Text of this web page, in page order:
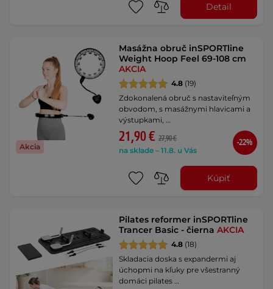
Detail
Akcia
Masážna obruč inSPORTline
Weight Hoop Feel 69-108 cm
AKCIA
4.8 (19)
Zdokonalená obruč s nastaviteľným
obvodom, s masážnymi hlavicami a
výstupkami, …
21,90 € 27,90 €
na sklade – 11.8. u Vás
-22%
Kúpiť
Pilates reformer inSPORTline
Trancer Basic - čiernaAKCIA
4.8 (18)
Skladacia doska s expandermi aj
úchopmi na kľuky pre všestranný
domáci pilates …